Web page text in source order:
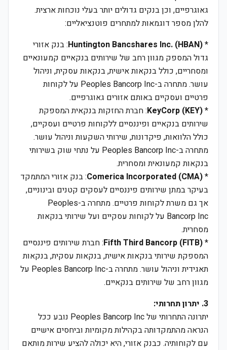
גאוגרפיים, וכן בנקים גדולים יותר בעלי נוכחות ארצית.
להלן מספר דוגמאות למתחרים פוטנציאליים:
*
Huntington Bancshares Inc. (HBAN): בנק אזורי
גדול המספק מגוון רחב של שירותים בנקאיים קמעונאיים
ומסחריים, כולל בנקאות אישית, בנקאות עסקית, וניהול
עושר. מתחרה ב-Peoples Bancorp Inc על לקוחות
פרטיים ועסקיים באותם אזורים גאוגרפיים.
*
KeyCorp (KEY): חברת החזקות בנקאית המספקת
שירותים בנקאיים ופיננסיים ללקוחות פרטיים ועסקיים,
כולל הלוואות, פיקדונות, שירותי השקעות וניהול עושר.
מתחרה ב-Peoples Bancorp Inc על נתחי שוק בשירותי
בנקאות קמעונאית ומסחרית.
*
Comerica Incorporated (CMA): בנק אזורי המתמקד
בעיקר במתן שירותים פיננסיים לעסקים קטנים ובינוניים,
אך גם משרת לקוחות פרטיים. מתחרה ב-Peoples
Bancorp Inc על לקוחות עסקיים ועל שירותי בנקאות
מסחרית.
*
Fifth Third Bancorp (FITB): חברת שירותים פיננסיים
המספקת שירותי בנקאות אישית, בנקאות עסקית, בנקאות
תאגידית וניהול עושר. מתחרה ב-Peoples Bancorp Inc על
מגוון רחב של שירותים בנקאיים.
3. יתרון תחרותי:
יתרונה התחרותי של Peoples Bancorp Inc נובע ככל
הנראה מהתמקדותה בקהילות מקומיות וביחסים אישיים
עם לקוחותיה. כבנק אזורי, היא יכולה להציע שירות מותאם